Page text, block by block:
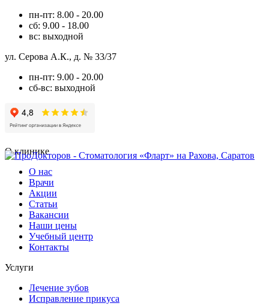
пн-пт: 8.00 - 20.00
сб: 9.00 - 18.00
вс: выходной
ул. Серова А.К., д. № 33/37
пн-пт: 9.00 - 20.00
сб-вс: выходной
О клинике
О нас
Врачи
Акции
Статьи
Вакансии
Наши цены
Учебный центр
Контакты
Услуги
Лечение зубов
Исправление прикуса